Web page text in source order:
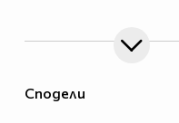
Сподели